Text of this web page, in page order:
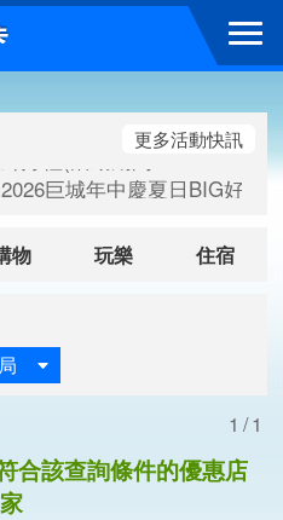
好禮(活動期間：115/08/07-
2波 刷卡郵好禮(活動期間：
好禮(活動期間：115/08/07-
巨城年中慶夏日BIG好刷(
更多活動快訊
物 玩樂 住宿
1/1
合該查詢條件的優惠店
家